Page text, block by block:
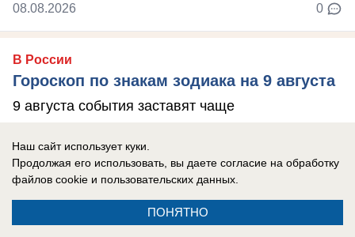
08.08.2026 0
В России
Гороскоп по знакам зодиака на 9 августа
9 августа события заставят чаще
собственным ощущениям. Убывающая Луна
располагает к ...
Наш сайт использует куки.
Продолжая его использовать, вы даете согласие на обработку
файлов cookie и пользовательских данных.
ПОНЯТНО